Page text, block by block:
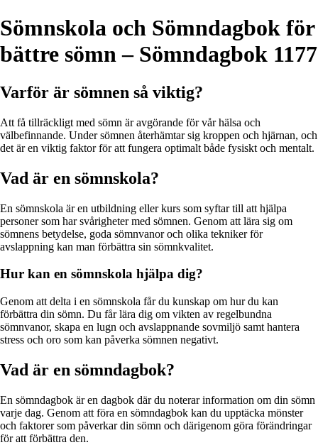
Sömnskola och Sömndagbok för
bättre sömn – Sömndagbok 1177
Varför är sömnen så viktig?
Att få tillräckligt med sömn är avgörande för vår hälsa och
välbefinnande. Under sömnen återhämtar sig kroppen och hjärnan, och
det är en viktig faktor för att fungera optimalt både fysiskt och mentalt.
Vad är en sömnskola?
En sömnskola är en utbildning eller kurs som syftar till att hjälpa
personer som har svårigheter med sömnen. Genom att lära sig om
sömnens betydelse, goda sömnvanor och olika tekniker för
avslappning kan man förbättra sin sömnkvalitet.
Hur kan en sömnskola hjälpa dig?
Genom att delta i en sömnskola får du kunskap om hur du kan
förbättra din sömn. Du får lära dig om vikten av regelbundna
sömnvanor, skapa en lugn och avslappnande sovmiljö samt hantera
stress och oro som kan påverka sömnen negativt.
Vad är en sömndagbok?
En sömndagbok är en dagbok där du noterar information om din sömn
varje dag. Genom att föra en sömndagbok kan du upptäcka mönster
och faktorer som påverkar din sömn och därigenom göra förändringar
för att förbättra den.